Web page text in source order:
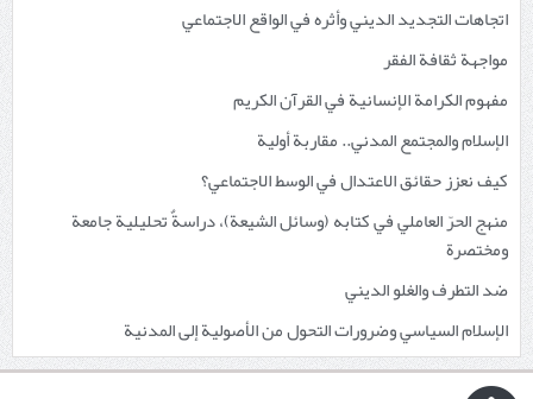
اتجاهات التجديد الديني وأثره في الواقع الاجتماعي
مواجهة ثقافة الفقر
مفهوم الكرامة الإنسانية في القرآن الكريم
الإسلام والمجتمع المدني.. مقاربة أولية
كيف نعزز حقائق الاعتدال في الوسط الاجتماعي؟
منهج الحرّ العاملي في كتابه (وسائل الشيعة)، دراسةٌ تحليلية جامعة
ومختصرة
ضد التطرف والغلو الديني
الإسلام السياسي وضرورات التحول من الأصولية إلى المدنية